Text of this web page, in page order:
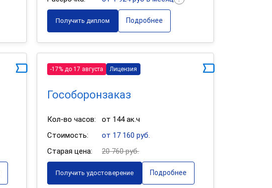
Получить диплом Подробнее
-17% до 17 августа Лицензия
Гособоронзаказ
Кол-во часов:
от 144 ак.ч
Стоимость:
от 17 160 руб.
Старая цена:
20 760 руб.
Получить удостоверение Подробнее